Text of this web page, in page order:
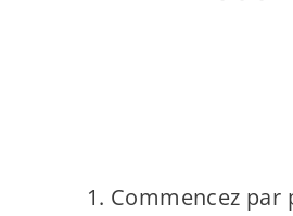
Commencez par